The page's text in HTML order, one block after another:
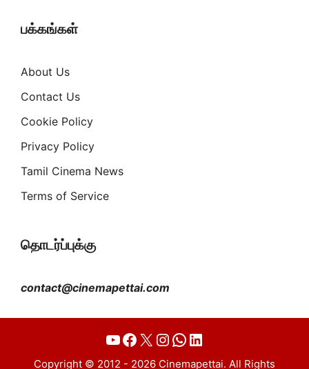
பக்கங்கள்
About Us
Contact Us
Cookie Policy
Privacy Policy
Tamil Cinema News
Terms of Service
தொடர்ப்புக்கு
contact@cinemapettai.com
YouTube
Facebook
X Instagram
WhatsApp
LinkedIn
Copyright © 2012 - 2026 Cinemapettai. All Rights